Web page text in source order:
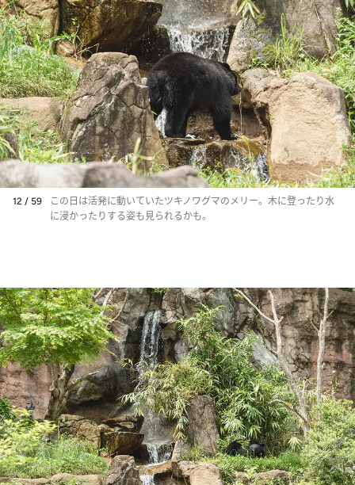
12 / 59
この日は活発に動いていたツキノワグマのメリー。木に登ったり水
に浸かったりする姿も見られるかも。